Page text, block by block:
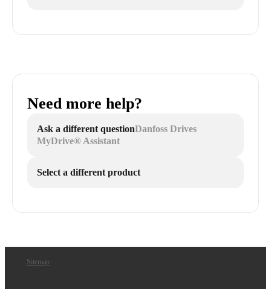
Need more help?
Ask a different questionDanfoss Drives
MyDrive® Assistant
Select a different product
Sitemap